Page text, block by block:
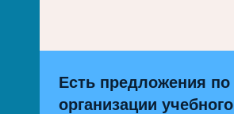
Есть предложения по
организации учебного